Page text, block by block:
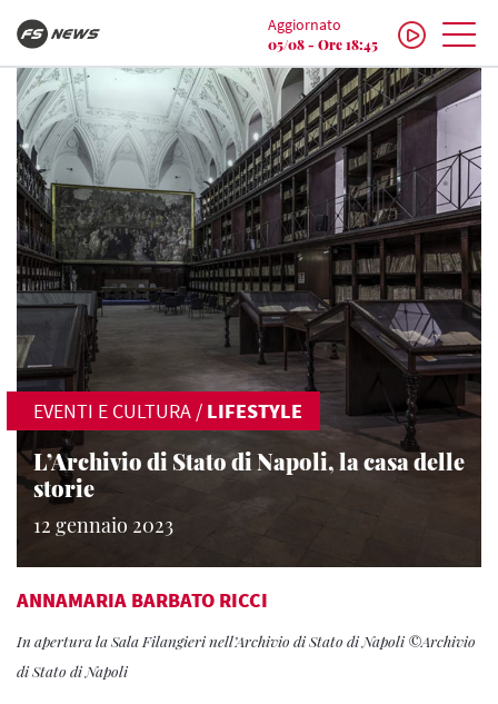
Aggiornato
05/08 - Ore 18:45
EVENTI E CULTURA / LIFESTYLE
L’Archivio di Stato di Napoli, la casa delle
storie
12 gennaio 2023
ANNAMARIA BARBATO RICCI
In apertura la Sala Filangieri nell’Archivio di Stato di Napoli ©Archivio
di Stato di Napoli